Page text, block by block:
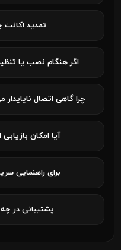
تمدید
اگر هنگام نصب یا
چرا گاهی اتصال
آیا امکان
برای راهنمایی
پشتیبانی در